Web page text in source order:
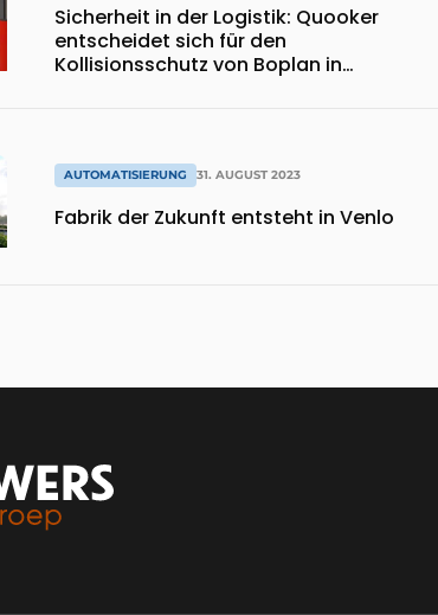
Sicherheit in der Logistik: Quooker
entscheidet sich für den
Kollisionsschutz von Boplan in
AUTOMATISIERUNG 31. AUGUST 2023
Fabrik der Zukunft entsteht in Venlo